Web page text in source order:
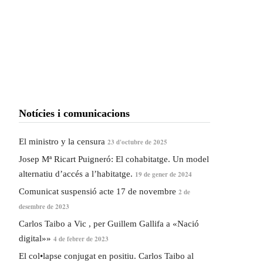
Notícies i comunicacions
El ministro y la censura 23 d'octubre de 2025
Josep Mª Ricart Puigneró: El cohabitatge. Un model
alternatiu d’accés a l’habitatge. 19 de gener de 2024
Comunicat suspensió acte 17 de novembre 2 de
desembre de 2023
Carlos Taibo a Vic , per Guillem Gallifa a «Nació
digital»» 4 de febrer de 2023
El col•lapse conjugat en positiu. Carlos Taibo al